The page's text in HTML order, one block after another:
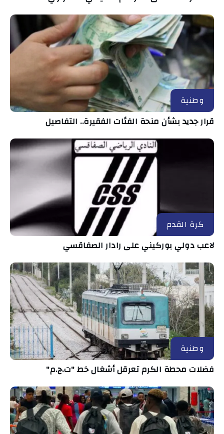
وطنية
قرار جديد بشأن منحة الفئات الفقيرة.. التفاصيل
كرة القدم
لاعب دولي بوركيني على رادار الصفاقسي
وطنية
فضلات محطة الكرم تعرقل أشغال خط "ت.ج.م"